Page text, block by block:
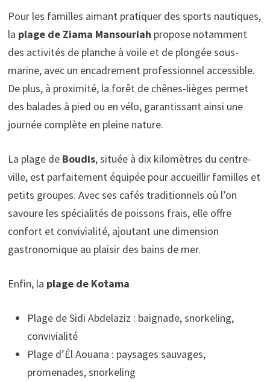
Pour les familles aimant pratiquer des sports nautiques,
la plage de Ziama Mansouriah propose notamment
des activités de planche à voile et de plongée sous-
marine, avec un encadrement professionnel accessible.
De plus, à proximité, la forêt de chênes-lièges permet
des balades à pied ou en vélo, garantissant ainsi une
journée complète en pleine nature.
La plage de Boudis, située à dix kilomètres du centre-
ville, est parfaitement équipée pour accueillir familles et
petits groupes. Avec ses cafés traditionnels où l’on
savoure les spécialités de poissons frais, elle offre
confort et convivialité, ajoutant une dimension
gastronomique au plaisir des bains de mer.
Enfin, la plage de Kotama
Plage de Sidi Abdelaziz : baignade, snorkeling,
convivialité
Plage d’Él Aouana : paysages sauvages,
promenades, snorkeling